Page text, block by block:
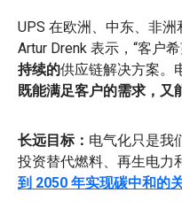
UPS 在欧洲、中东、非
Artur Drenk 表示，“客户
持续的供应链解决方案。
既能满足客户的需求，又
长远目标： 电气化只是我
投资替代燃料、再生电力
到 2050 年实现碳中和的